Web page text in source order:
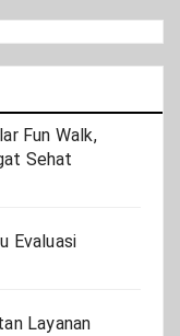
Fun Walk,
Sehat
Evaluasi
Layanan